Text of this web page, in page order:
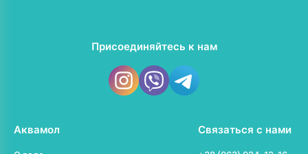
Присоединяйтесь к нам
Аквамол Связаться с нами